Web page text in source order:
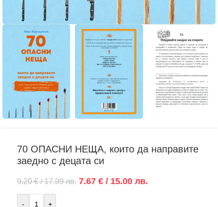
70 ОПАСНИ НЕЩА, които да направите
заедно с децата си
9.20 € / 17.99 лв. 7.67 € / 15.00 лв.
- +